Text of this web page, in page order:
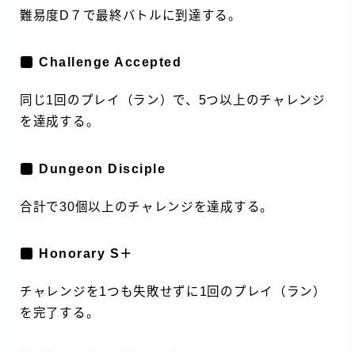
難易度D７で最終バトルに到達する。
Challenge Accepted
同じ1回のプレイ（ラン）で、5つ以上のチャレンジ
を達成する。
Dungeon Disciple
合計で30個以上のチャレンジを達成する。
Honorary S＋
チャレンジを1つも失敗せずに1回のプレイ（ラン）
を完了する。